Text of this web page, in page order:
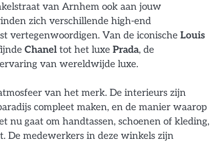
van Arnhem ook aan jouw
zich verschillende high-end
vertegenwoordigen. Van de iconische Louis
Chanel tot het luxe Prada, de
van wereldwijde luxe.
van het merk. De interieurs zijn
compleet maken, en de manier waarop
nu gaat om handtassen, schoenen of kleding,
De medewerkers in deze winkels zijn